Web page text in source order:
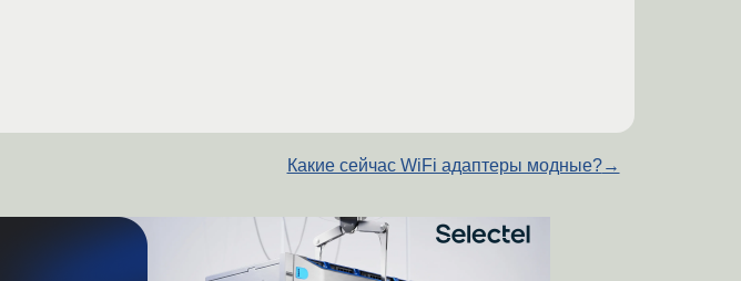
Какие сейчас WiFi адаптеры модные?→